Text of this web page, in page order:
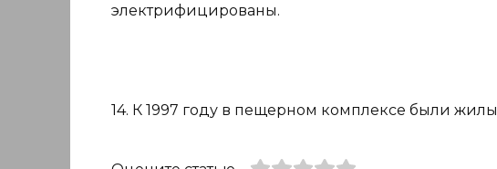
электрифицированы.
14. К 1997 году в пещерном комплексе были